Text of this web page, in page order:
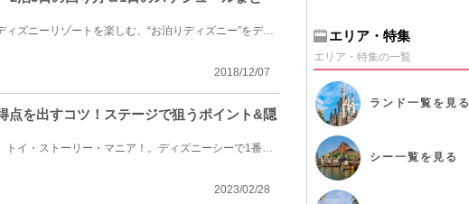
ディズニーリゾート周辺のホテルに泊まってディズニーリゾートを楽しむ、“お泊りディズニー”をディズニ...
2018/12/07
点を出すコツ！ステージで狙うポイント&隠
東京ディズニーシーの大人気アトラクション、トイ・ストーリー・マニア！。ディズニーシーで1番人気のシ...
2023/02/28
エリア・特集
エリア・特集の一覧
ランド 一覧を見る
シー一覧を見る